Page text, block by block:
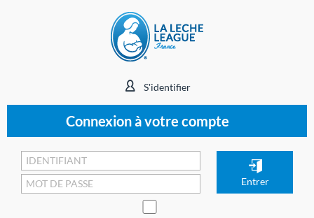
S'identifier
Connexion à votre compte